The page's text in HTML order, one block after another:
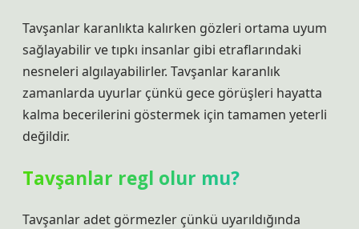
Tavşanlar karanlıkta kalırken gözleri ortama uyum
sağlayabilir ve tıpkı insanlar gibi etraflarındaki
nesneleri algılayabilirler. Tavşanlar karanlık
zamanlarda uyurlar çünkü gece görüşleri hayatta
kalma becerilerini göstermek için tamamen yeterli
değildir.
Tavşanlar regl olur mu?
Tavşanlar adet görmezler çünkü uyarıldığında